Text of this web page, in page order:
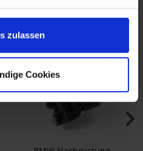
zulassen
Cookies